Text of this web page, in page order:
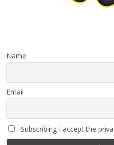
Name
Email
Subscribing I accept the